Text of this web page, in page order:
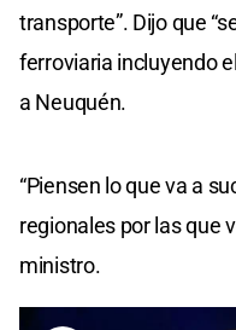
transporte”. Dijo que
ferroviaria incluyendo
a Neuquén.
“Piensen lo que va a
regionales por las que
ministro.